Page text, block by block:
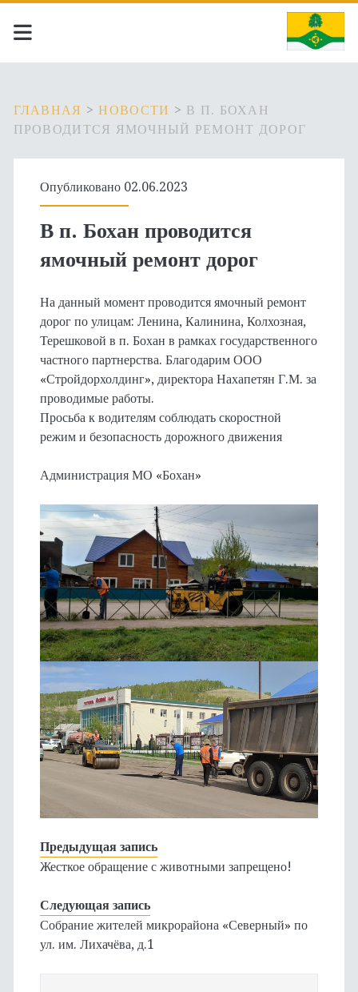
ГЛАВНАЯ >НОВОСТИ > В П. БОХАН
ПРОВОДИТСЯ ЯМОЧНЫЙ РЕМОНТ ДОРОГ
Опубликовано 02.06.2023
В п. Бохан проводится
ямочный ремонт дорог
На данный момент проводится ямочный ремонт
дорог по улицам: Ленина, Калинина, Колхозная,
Терешковой в п. Бохан в рамках государственного
частного партнерства. Благодарим ООО
«Стройдорхолдинг», директора Нахапетян Г.М. за
проводимые работы.
Просьба к водителям соблюдать скоростной
режим и безопасность дорожного движения
Администрация МО «Бохан»
Предыдущая запись
Жесткое обращение с животными запрещено!
Следующая запись
Собрание жителей микрорайона «Северный» по
ул. им. Лихачёва, д.1